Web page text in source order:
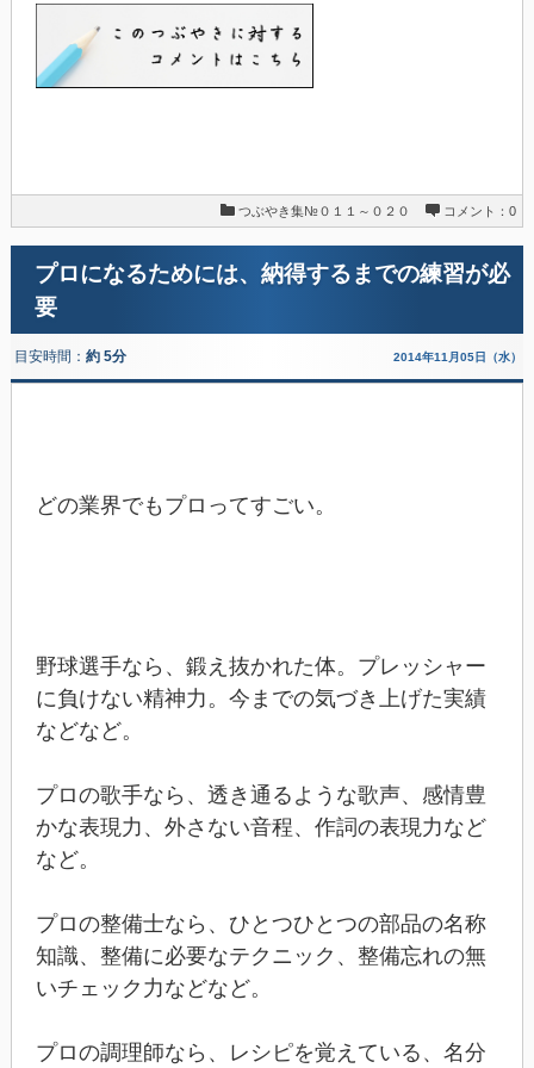
つぶやき集№０１１～０２０ コメント：0
プロになるためには、納得するまでの練習が必
要
目安時間： 約 5分 2014年11月05日（水）
どの業界でもプロってすごい。
野球選手なら、鍛え抜かれた体。プレッシャー
に負けない精神力。今までの気づき上げた実績
などなど。
プロの歌手なら、透き通るような歌声、感情豊
かな表現力、外さない音程、作詞の表現力など
など。
プロの整備士なら、ひとつひとつの部品の名称
知識、整備に必要なテクニック、整備忘れの無
いチェック力などなど。
プロの調理師なら、レシピを覚えている、名分